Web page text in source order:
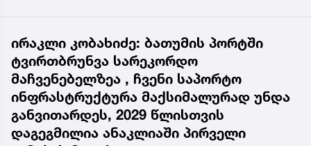
ირაკლი კობახიძე: ბათუმის პორტში
ტვირთბრუნვა სარეკორდო
მაჩვენებელზეა , ჩვენი საპორტო
ინფრასტრუქტურა მაქსიმალურად უნდა
განვითარდეს, 2029 წლისთვის
დაგეგმილია ანაკლიაში პირველი